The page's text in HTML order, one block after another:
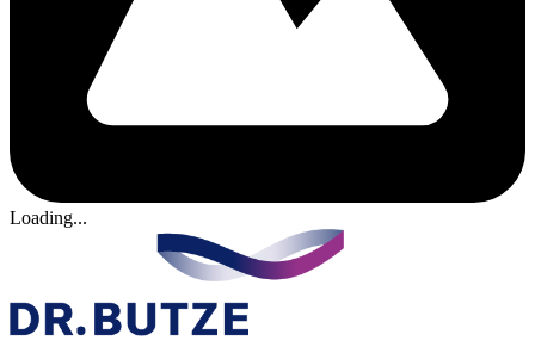
Loading...